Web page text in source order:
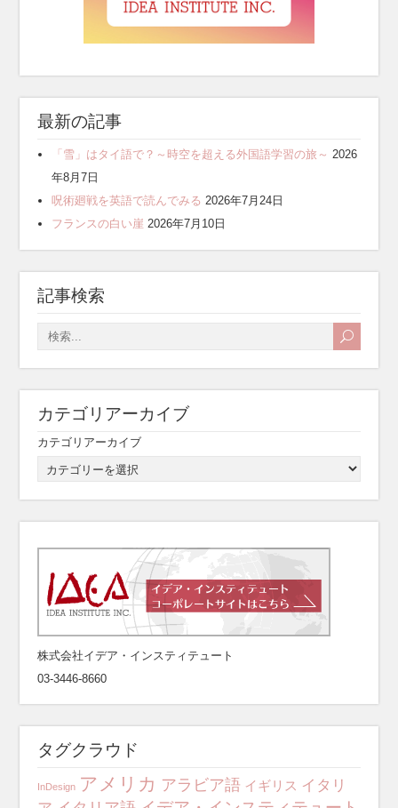
最新の記事
「雪」はタイ語で？～時空を超える外国語学習の旅～ 2026
年8月7日
呪術廻戦を英語で読んでみる 2026年7月24日
フランスの白い崖 2026年7月10日
記事検索
カテゴリアーカイブ
カテゴリアーカイブ
株式会社イデア・インスティテュート
03-3446-8660
タグクラウド
InDesign アメリカ アラビア語 イギリス イタリ